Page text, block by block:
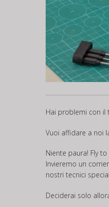
Hai problemi con il
Vuoi affidare a noi
Niente paura! Fly
Invieremo un
nostri tecnici
Deciderai solo